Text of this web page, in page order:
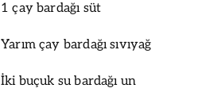
1 çay bardağı süt
Yarım çay bardağı sıvıyağ
İki buçuk su bardağı un